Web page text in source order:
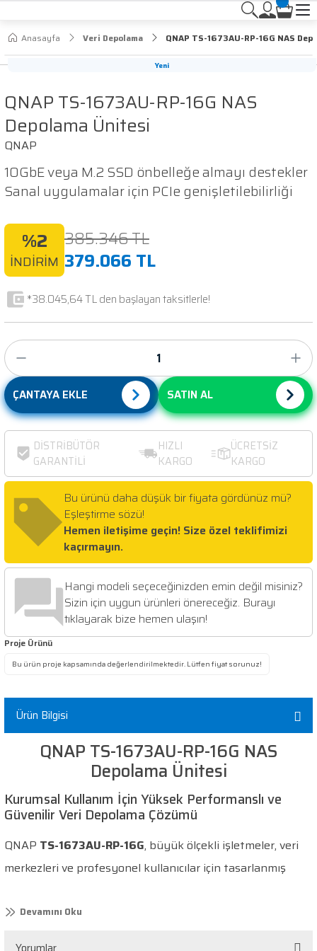
Anasayfa Veri Depolama QNAP TS-1673AU-RP-16G NAS
Yeni
QNAP TS-1673AU-RP-16G NAS
Depolama Ünitesi
QNAP
10GbE veya M.2 SSD önbelleğe almayı destekler
Sanal uygulamalar için PCIe genişletilebilirliği
%2
İNDİRİM
385.346 TL
379.066 TL
*38.045,64 TL den başlayan taksitlerle!
ÇANTAYA EKLE SATIN AL
DİSTRİBÜTÖR
GARANTİLİ
HIZLI
KARGO
ÜCRETSİZ
KARGO
Bu ürünü daha düşük bir fiyata gördünüz mü?
Eşleştirme sözü!
Hemen iletişime geçin! Size özel teklifimizi
kaçırmayın.
Hangi modeli seçeceğinizden emin değil misiniz?
Sizin için uygun ürünleri önereceğiz. Burayı
tıklayarak bize hemen ulaşın!
Proje Ürünü
Bu ürün proje kapsamında değerlendirilmektedir. Lütfen fiyat sorunuz!
Ürün Bilgisi
QNAP TS-1673AU-RP-16G NAS
Depolama Ünitesi
Kurumsal Kullanım İçin Yüksek Performanslı ve
Güvenilir Veri Depolama Çözümü
QNAP TS-1673AU-RP-16G, büyük ölçekli işletmeler, veri
merkezleri ve profesyonel kullanıcılar için tasarlanmış
depolama çözümüdür.